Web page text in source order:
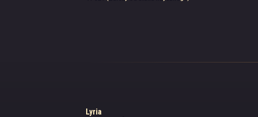
duchem miała postać
Lyria